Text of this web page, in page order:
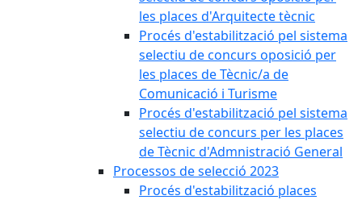
les places d'Arquitecte tècnic
Procés d'estabilització pel sistema
selectiu de concurs oposició per
les places de Tècnic/a de
Comunicació i Turisme
Procés d'estabilització pel sistema
selectiu de concurs per les places
de Tècnic d'Admnistració General
Processos de selecció 2023
Procés d'estabilització places